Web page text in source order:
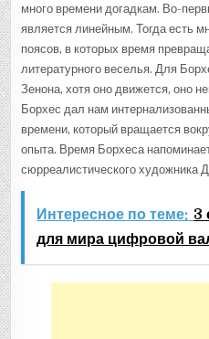
много времени догадкам. Во-
является линейным. Тогда есть
поясов, в которых время
литературного веселья. Для
Зенона, хотя оно движется, оно
Борхес дал нам
времени, который вращается
опыта. Время Борхеса
сюрреалистического художника
Интересное по теме: 3
для мира цифровой